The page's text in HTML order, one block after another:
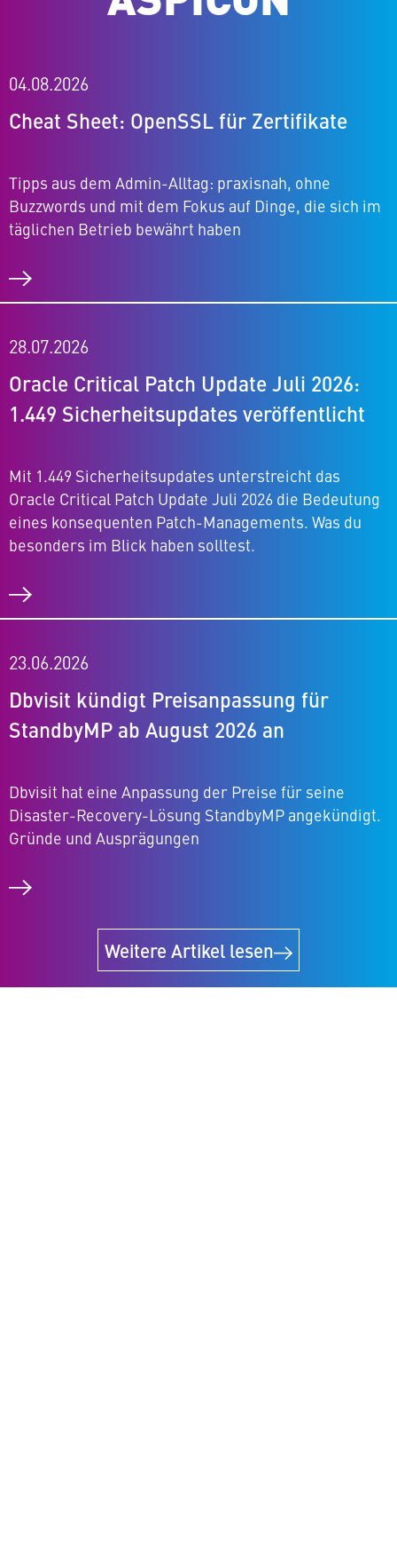
04.08.2026
Cheat Sheet: OpenSSL für Zertifikate
Tipps aus dem Admin-Alltag: praxisnah, ohne
Buzzwords und mit dem Fokus auf Dinge, die sich im
täglichen Betrieb bewährt haben
28.07.2026
Oracle Critical Patch Update Juli 2026:
1.449 Si­cher­heits­up­dates veröffentlicht
Mit 1.449 Si­cher­heits­up­dates un­ter­streicht das
Oracle Critical Patch Update Juli 2026 die Bedeutung
eines kon­se­quen­ten Patch-Ma­nage­ments. Was du
besonders im Blick haben solltest.
23.06.2026
Dbvisit kündigt Preis­an­pas­sung für
StandbyMP ab August 2026 an
Dbvisit hat eine Anpassung der Preise für seine
Disaster-Recovery-Lösung StandbyMP an­ge­kün­digt.
Gründe und Ausprägungen
Weitere Artikel lesen